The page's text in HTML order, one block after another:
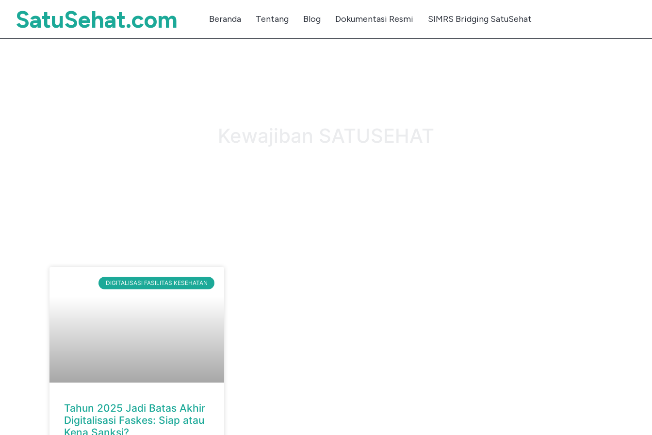
SatuSehat.com Beranda Tentang Blog Dokumentasi Resmi SIMRS Bridging SatuSehat
DIGITALISASI FASILITAS KESEHATAN
Tahun 2025 Jadi Batas Akhir
Digitalisasi Faskes: Siap atau
Kena Sanksi?